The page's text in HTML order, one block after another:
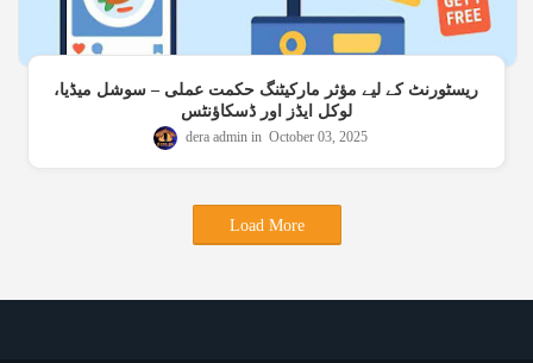
ریسٹورنٹ کے لیے مؤثر مارکیٹنگ حکمت عملی – سوشل میڈیا،
لوکل ایڈز اور ڈسکاؤنٹس
dera admin October 03, 2025
Load More